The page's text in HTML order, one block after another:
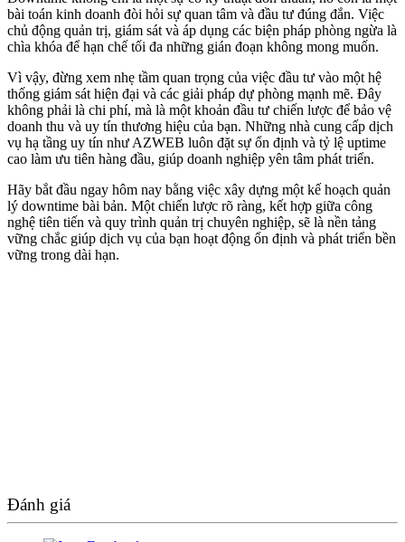
bài toán kinh doanh đòi hỏi sự quan tâm và đầu tư đúng đắn. Việc
chủ động quản trị, giám sát và áp dụng các biện pháp phòng ngừa là
chìa khóa để hạn chế tối đa những gián đoạn không mong muốn.
Vì vậy, đừng xem nhẹ tầm quan trọng của việc đầu tư vào một hệ
thống giám sát hiện đại và các giải pháp dự phòng mạnh mẽ. Đây
không phải là chi phí, mà là một khoản đầu tư chiến lược để bảo vệ
doanh thu và uy tín thương hiệu của bạn. Những nhà cung cấp dịch
vụ hạ tầng uy tín như AZWEB luôn đặt sự ổn định và tỷ lệ uptime
cao làm ưu tiên hàng đầu, giúp doanh nghiệp yên tâm phát triển.
Hãy bắt đầu ngay hôm nay bằng việc xây dựng một kế hoạch quản
lý downtime bài bản. Một chiến lược rõ ràng, kết hợp giữa công
nghệ tiên tiến và quy trình quản trị chuyên nghiệp, sẽ là nền tảng
vững chắc giúp dịch vụ của bạn hoạt động ổn định và phát triển bền
vững trong dài hạn.
Đánh giá